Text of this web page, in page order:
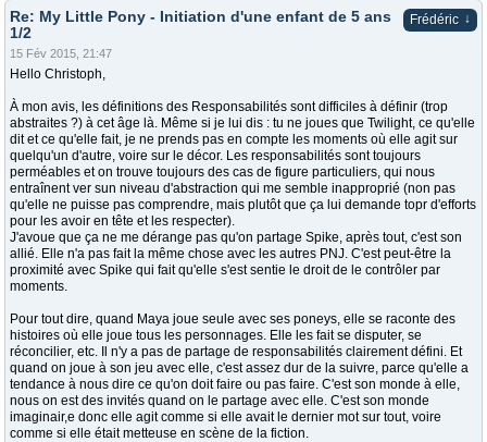
Frédéric ↓
Re: My Little Pony - Initiation d'une enfant de 5 ans
1/2
15 Fév 2015, 21:47
Hello Christoph,
À mon avis, les définitions des Responsabilités sont difficiles à définir (trop
abstraites ?) à cet âge là. Même si je lui dis : tu ne joues que Twilight, ce qu'elle
dit et ce qu'elle fait, je ne prends pas en compte les moments où elle agit sur
quelqu'un d'autre, voire sur le décor. Les responsabilités sont toujours
perméables et on trouve toujours des cas de figure particuliers, qui nous
entraînent ver sun niveau d'abstraction qui me semble inapproprié (non pas
qu'elle ne puisse pas comprendre, mais plutôt que ça lui demande topr d'efforts
pour les avoir en tête et les respecter).
J'avoue que ça ne me dérange pas qu'on partage Spike, après tout, c'est son
allié. Elle n'a pas fait la même chose avec les autres PNJ. C'est peut-être la
proximité avec Spike qui fait qu'elle s'est sentie le droit de le contrôler par
moments.
Pour tout dire, quand Maya joue seule avec ses poneys, elle se raconte des
histoires où elle joue tous les personnages. Elle les fait se disputer, se
réconcilier, etc. Il n'y a pas de partage de responsabilités clairement défini. Et
quand on joue à son jeu avec elle, c'est assez dur de la suivre, parce qu'elle a
tendance à nous dire ce qu'on doit faire ou pas faire. C'est son monde à elle,
nous on est des invités quand on le partage avec elle. C'est son monde
imaginair,e donc elle agit comme si elle avait le dernier mot sur tout, voire
comme si elle était metteuse en scène de la fiction.